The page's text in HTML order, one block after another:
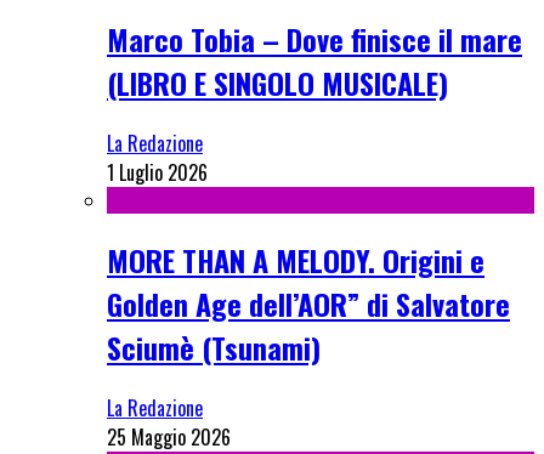
Marco Tobia – Dove finisce il mare
(LIBRO E SINGOLO MUSICALE)
La Redazione
1 Luglio 2026
MORE THAN A MELODY. Origini e
Golden Age dell’AOR” di Salvatore
Sciumè (Tsunami)
La Redazione
25 Maggio 2026